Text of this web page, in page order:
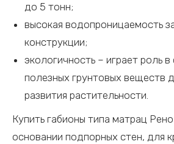
до 5 тонн;
высокая водопроницаемость
конструкции;
экологичность – играет роль
полезных грунтовых веществ
развития растительности.
Купить габионы типа матрац
основании подпорных стен, для